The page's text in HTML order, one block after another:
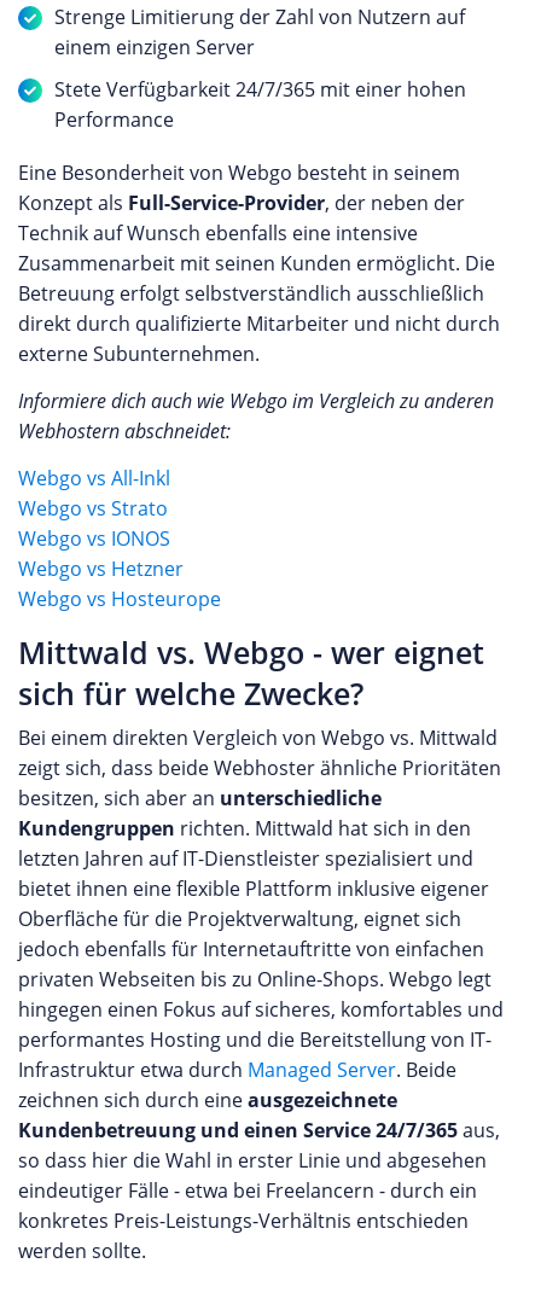
Strenge Limitierung der Zahl von Nutzern auf
einem einzigen Server
Stete Verfügbarkeit 24/7/365 mit einer hohen
Performance
Eine Besonderheit von Webgo besteht in seinem
Konzept als Full-Service-Provider, der neben der
Technik auf Wunsch ebenfalls eine intensive
Zusammenarbeit mit seinen Kunden ermöglicht. Die
Betreuung erfolgt selbstverständlich ausschließlich
direkt durch qualifizierte Mitarbeiter und nicht durch
externe Subunternehmen.
Informiere dich auch wie Webgo im Vergleich zu anderen
Webhostern abschneidet:
Webgo vs All-Inkl
Webgo vs Strato
Webgo vs IONOS
Webgo vs Hetzner
Webgo vs Hosteurope
Mittwald vs. Webgo - wer eignet
sich für welche Zwecke?
Bei einem direkten Vergleich von Webgo vs. Mittwald
zeigt sich, dass beide Webhoster ähnliche Prioritäten
besitzen, sich aber an unterschiedliche
Kundengruppen richten. Mittwald hat sich in den
letzten Jahren auf IT-Dienstleister spezialisiert und
bietet ihnen eine flexible Plattform inklusive eigener
Oberfläche für die Projektverwaltung, eignet sich
jedoch ebenfalls für Internetauftritte von einfachen
privaten Webseiten bis zu Online-Shops. Webgo legt
hingegen einen Fokus auf sicheres, komfortables und
performantes Hosting und die Bereitstellung von IT-
Infrastruktur etwa durch Managed Server. Beide
zeichnen sich durch eineausgezeichnete
Kundenbetreuung und einen Service 24/7/365aus,
so dass hier die Wahl in erster Linie und abgesehen
eindeutiger Fälle - etwa bei Freelancern - durch ein
konkretes Preis-Leistungs-Verhältnis entschieden
werden sollte.